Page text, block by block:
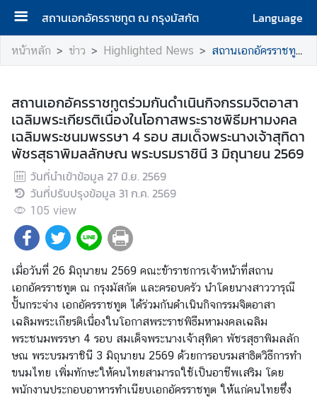
สถานเอกอัครราชทูต ณ กรุงมัสกัต
Language
ห
แ
ร
ก
|
o
m
e
เ
กี่
ย
ว
กั
บ
เ
ร
า
หน้าหลัก ข่าว Highlighted News สถานเอกอัครราชทูตร่วมกันดำเนินกิจกรรมจิตอาสาเฉลิมพระเกียรติเนื่องในโอกาสพระราชพิธีมหามงคลเฉลิมพระชนมพรรษา 4 รอบ สมเด็จพระนางเจ้าสุทิดา พัชรสุธาพิมลลักษณ พระบรมราชินี 3 มิถุนายน 2569
สถานเอกอัครราชทูตร่วมกันดำเนินกิจกรรมจิตอาสา
เฉลิมพระเกียรติเนื่องในโอกาสพระราชพิธีมหามงคล
เฉลิมพระชนมพรรษา 4 รอบ สมเด็จพระนางเจ้าสุทิดา
พัชรสุธาพิมลลักษณ พระบรมราชินี 3 มิถุนายน 2569
วันที่นำเข้าข้อมูล 27 มิ.ย. 2569
วันที่ปรับปรุงข้อมูล 31 ก.ค. 2569
105 view
เมื่อวันที่ 26 มิถุนายน 2569 คณะข้าราชการเจ้าหน้าที่สถาน
เอกอัครราชทูต ณ กรุงมัสกัต และครอบครัว นำโดยนางสาววารุณี
ปั้นกระจ่าง เอกอัครราชทูต ได้ร่วมกันดำเนินกิจกรรมจิตอาสา
เฉลิมพระเกียรติเนื่องในโอกาสพระราชพิธีมหามงคลเฉลิม
พระชนมพรรษา 4 รอบ สมเด็จพระนางเจ้าสุทิดา พัชรสุธาพิมลลัก
ษณ พระบรมราชินี 3 มิถุนายน 2569 ด้วยการอบรมสาธิตวิธีการทำ
ขนมไทย เพิ่มทักษะให้คนไทยสามารถใช้เป็นอาชีพเสริม โดย
พนักงานประกอบอาหารทำเนียบเอกอัครราชทูต ให้แก่คนไทยซึ่ง